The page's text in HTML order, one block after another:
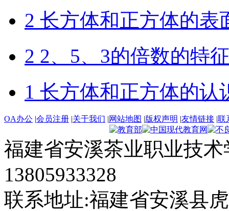
2 长方体和正方体的表
2 2、5、3的倍数的特
1 长方体和正方体的认
OA办公 |会员注册 |关于我们 |网站地图 |版权声明 |友情链接 |联
福建省安溪茶业职业技
13805933328
联系地址:福建省安溪县